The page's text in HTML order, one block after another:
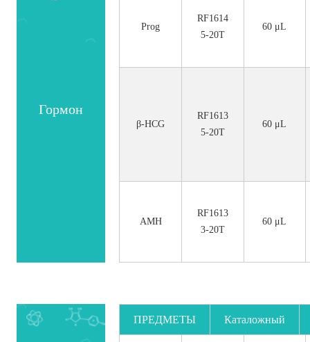
Гормон
Prog
RF1614
5-20T
60 μL
β-HCG
RF1613
5-20T
60 μL
AMH
RF1613
3-20T
60 μL
ПРЕДМЕТЫ Каталожный